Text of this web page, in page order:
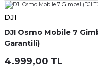
Aksesuarları
DJI
DJI Osmo Mobile 7
Garantili)
4.999,00 TL